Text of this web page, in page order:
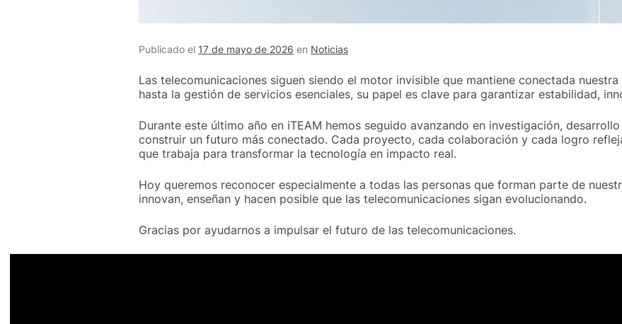
Publicado el 17 de mayo de 2026 en Noticias
Las telecomunicaciones siguen siendo el motor invisible que mantiene conectada
hasta la gestión de servicios esenciales, su papel es clave para garantizar estabilidad,
Durante este último año en iTEAM hemos seguido avanzando en investigación,
construir un futuro más conectado. Cada proyecto, cada colaboración y cada logro
que trabaja para transformar la tecnología en impacto real.
Hoy queremos reconocer especialmente a todas las personas que forman parte de
innovan, enseñan y hacen posible que las telecomunicaciones sigan evolucionando.
Gracias por ayudarnos a impulsar el futuro de las telecomunicaciones.